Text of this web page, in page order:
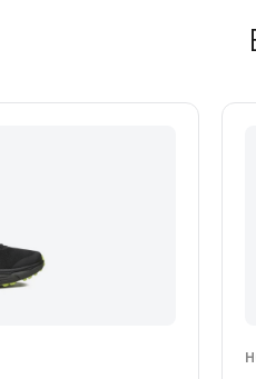
обеспечивает